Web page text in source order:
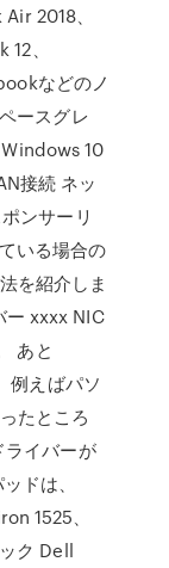
2018、
、
などのノ
ースグレ
10
接続 ネッ
ンサーリ
いる場合の
を紹介しま
ー xxxx NIC
あと
例えばパソ
たところ
ライバーが
ドは、
1525、
ク Dell